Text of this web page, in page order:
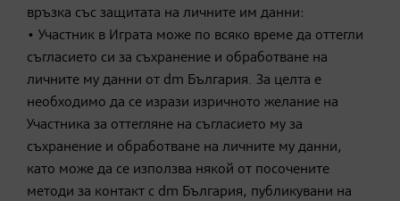
връзка със защитата на личните им данни:
• Участник в Играта може по всяко време да оттегли
съгласието си за съхранение и обработване на
личните му данни от dm България. За целта е
необходимо да се изрази изричното желание на
Участника за оттегляне на съгласието му за
съхранение и обработване на личните му данни,
като може да се използва някой от посочените
методи за контакт с dm България, публикувани на